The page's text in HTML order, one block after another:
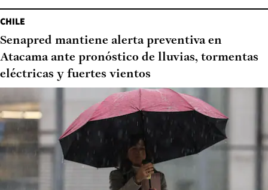
CHILE
Senapred mantiene alerta preventiva en
Atacama ante pronóstico de lluvias, tormentas
eléctricas y fuertes vientos